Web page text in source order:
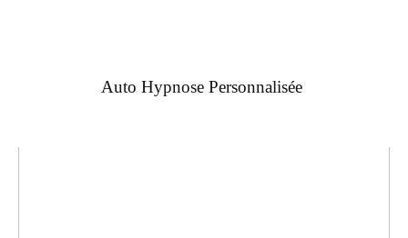
Auto Hypnose Personnalisée